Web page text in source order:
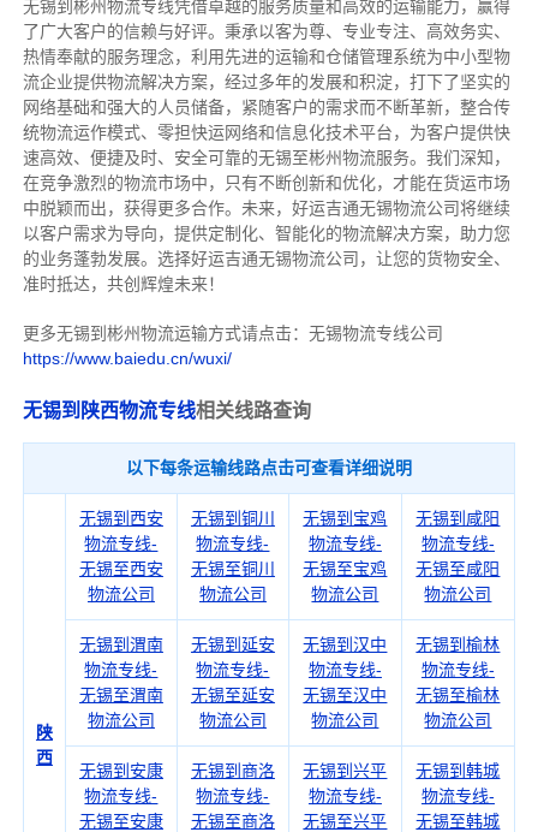
无锡到彬州物流专线凭借卓越的服务质量和高效的运输能力，赢得
了广大客户的信赖与好评。 秉承以客为尊、专业专注、高效务实、
热情奉献的服务理念，利用先进的运输和仓储管理系统为中小型物
流企业提供物流解决方案，经过多年的发展和积淀，打下了坚实的
网络基础和强大的人员储备，紧随客户的需求而不断革新，整合传
统物流运作模式、零担快运网络和信息化技术平台，为客户提供快
速高效、便捷及时、安全可靠的无锡至彬州物流服务。 我们深知，
在竞争激烈的物流市场中，只有不断创新和优化，才能在货运市场
中脱颖而出，获得更多合作。 未来，好运吉通无锡物流公司将继续
以客户需求为导向，提供定制化、智能化的物流解决方案，助力您
的业务蓬勃发展。选择好运吉通无锡物流公司，让您的货物安全、
准时抵达，共创辉煌未来！
更多无锡到彬州物流运输方式请点击：无锡物流专线公司
https://www.baiedu.cn/wuxi/
无锡到陕西物流专线相关线路查询
以下每条运输线路点击可查看详细说明
陕
西
无锡到西安
物流专线-
无锡至西安
物流公司
无锡到铜川
物流专线-
无锡至铜川
物流公司
无锡到宝鸡
物流专线-
无锡至宝鸡
物流公司
无锡到咸阳
物流专线-
无锡至咸阳
物流公司
无锡到渭南
物流专线-
无锡至渭南
物流公司
无锡到延安
物流专线-
无锡至延安
物流公司
无锡到汉中
物流专线-
无锡至汉中
物流公司
无锡到榆林
物流专线-
无锡至榆林
物流公司
无锡到安康
物流专线-
无锡至安康
无锡到商洛
物流专线-
无锡至商洛
无锡到兴平
物流专线-
无锡至兴平
无锡到韩城
物流专线-
无锡至韩城